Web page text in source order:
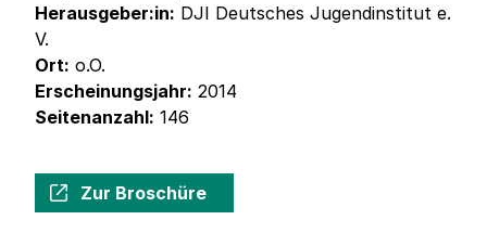
Herausgeber:in: DJI Deutsches Jugendinstitut e.
V.
Ort: o.O.
Erscheinungsjahr: 2014
Seitenanzahl: 146
Zur Broschüre